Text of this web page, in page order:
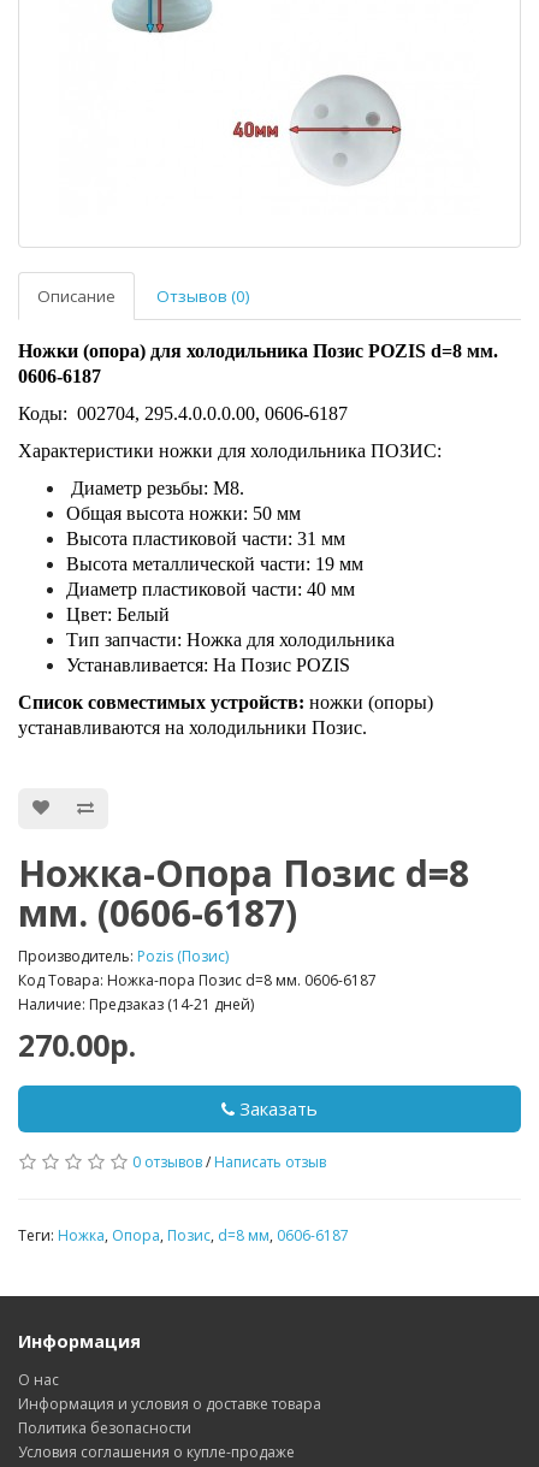
Описание Отзывов (0)
Ножки (опора) для холодильника Позис POZIS d=8 мм.
0606-6187
Коды: 002704, 295.4.0.0.0.00, 0606-6187
Характеристики ножки для холодильника ПОЗИС:
Диамeтр pезьбы: M8.
Общая высота ножки: 50 мм
Высота пластиковой части: 31 мм
Высота металлической части: 19 мм
Диаметр пластиковой части: 40 мм
Цвет: Белый
Тип запчасти: Ножка для холодильника
Устанавливается: На Позис POZIS
Список совместимых устройств: ножки (опоры)
устанавливаются на холодильники Позис.
Ножка-Опора Позис d=8
мм. (0606-6187)
Производитель: Pozis (Позис)
Код Товара: Ножка-пора Позис d=8 мм. 0606-6187
Наличие: Предзаказ (14-21 дней)
270.00р.
Заказать
0 отзывов/ Написать отзыв
Теги: Ножка, Опора, Позис, d=8 мм, 0606-6187
Информация
О нас
Информация и условия о доставке товара
Политика безопасности
Условия соглашения о купле-продаже